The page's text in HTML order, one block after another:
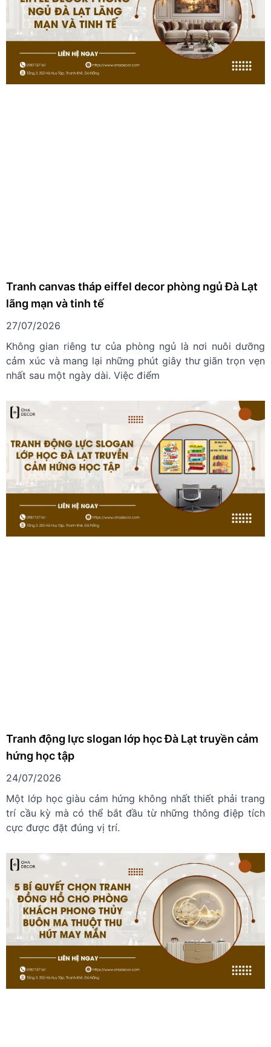
Tranh canvas tháp eiffel decor phòng ngủ Đà Lạt
lãng mạn và tinh tế
27/07/2026
Không gian riêng tư của phòng ngủ là nơi nuôi dưỡng
cảm xúc và mang lại những phút giây thư giãn trọn vẹn
nhất sau một ngày dài. Việc điểm
Tranh động lực slogan lớp học Đà Lạt truyền cảm
hứng học tập
24/07/2026
Một lớp học giàu cảm hứng không nhất thiết phải trang
trí cầu kỳ mà có thể bắt đầu từ những thông điệp tích
cực được đặt đúng vị trí.